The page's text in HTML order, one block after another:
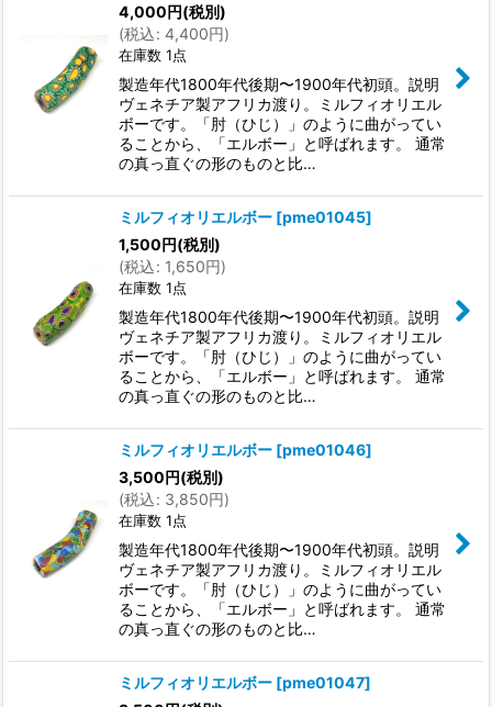
4,000円(税別)
(税込: 4,400円)
在庫数 1点
製造年代1800年代後期〜1900年代初頭。説明
ヴェネチア製アフリカ渡り。ミルフィオリエル
ボーです。「肘（ひじ）」のように曲がってい
ることから、「エルボー」と呼ばれます。 通常
の真っ直ぐの形のものと比…
ミルフィオリエルボー [pme01045]
1,500円(税別)
(税込: 1,650円)
在庫数 1点
製造年代1800年代後期〜1900年代初頭。説明
ヴェネチア製アフリカ渡り。ミルフィオリエル
ボーです。「肘（ひじ）」のように曲がってい
ることから、「エルボー」と呼ばれます。 通常
の真っ直ぐの形のものと比…
ミルフィオリエルボー [pme01046]
3,500円(税別)
(税込: 3,850円)
在庫数 1点
製造年代1800年代後期〜1900年代初頭。説明
ヴェネチア製アフリカ渡り。ミルフィオリエル
ボーです。「肘（ひじ）」のように曲がってい
ることから、「エルボー」と呼ばれます。 通常
の真っ直ぐの形のものと比…
ミルフィオリエルボー [pme01047]